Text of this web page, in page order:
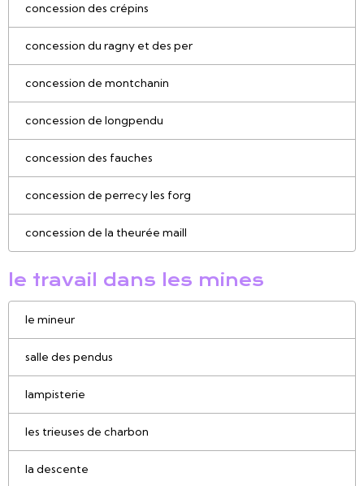
concession des crépins
concession du ragny et des per
concession de montchanin
concession de longpendu
concession des fauches
concession de perrecy les forg
concession de la theurée maill
le travail dans les mines
le mineur
salle des pendus
lampisterie
les trieuses de charbon
la descente